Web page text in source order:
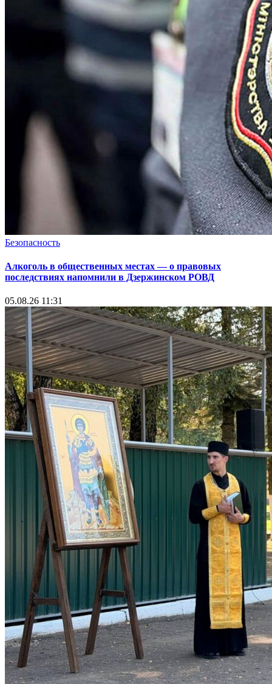
Безопасность
Алкоголь в общественных местах — о правовых
последствиях напомнили в Дзержинском РОВД
05.08.26 11:31